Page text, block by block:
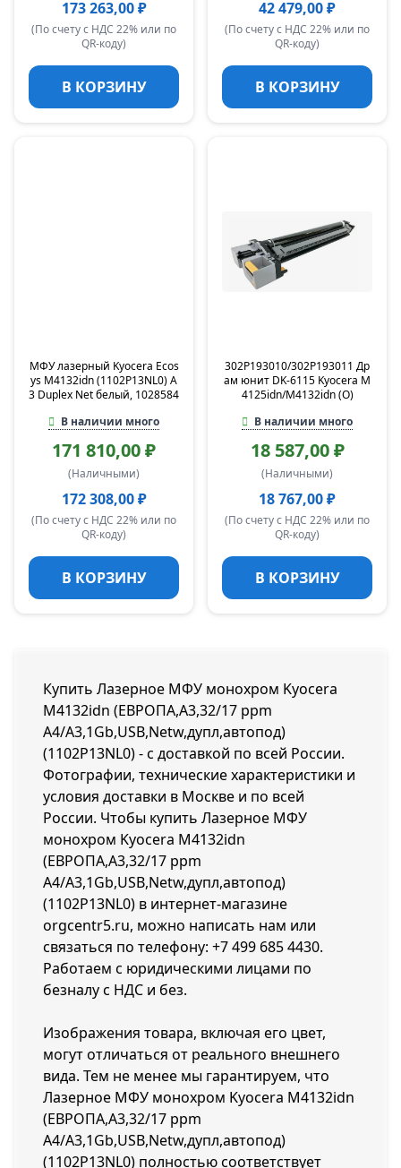
173 263,00 ₽
(По счету с НДС 22% или по
QR-коду)
В КОРЗИНУ
42 479,00 ₽
(По счету с НДС 22% или по
QR-коду)
В КОРЗИНУ
МФУ лазерный Kyocera Ecos
ys M4132idn (1102P13NL0) A
3 Duplex Net белый, 1028584
В наличии много
171 810,00 ₽
(Наличными)
172 308,00 ₽
(По счету с НДС 22% или по
QR-коду)
В КОРЗИНУ
302P193010/302P193011 Др
ам юнит DK-6115 Kyocera M
4125idn/M4132idn (O)
В наличии много
18 587,00 ₽
(Наличными)
18 767,00 ₽
(По счету с НДС 22% или по
QR-коду)
В КОРЗИНУ
Купить Лазерное МФУ монохром Kyocera
M4132idn (ЕВРОПА,A3,32/17 ppm
A4/A3,1Gb,USB,Netw,дупл,автопод)
(1102P13NL0) - с доставкой по всей России.
Фотографии, технические характеристики и
условия доставки в Москве и по всей
России. Чтобы купить Лазерное МФУ
монохром Kyocera M4132idn
(ЕВРОПА,A3,32/17 ppm
A4/A3,1Gb,USB,Netw,дупл,автопод)
(1102P13NL0) в интернет-магазине
orgcentr5.ru, можно написать нам или
связаться по телефону: +7 499 685 4430.
Работаем с юридическими лицами по
безналу с НДС и без.
Изображения товара, включая его цвет,
могут отличаться от реального внешнего
вида. Тем не менее мы гарантируем, что
Лазерное МФУ монохром Kyocera M4132idn
(ЕВРОПА,A3,32/17 ppm
A4/A3,1Gb,USB,Netw,дупл,автопод)
(1102P13NL0) полностью соответствует